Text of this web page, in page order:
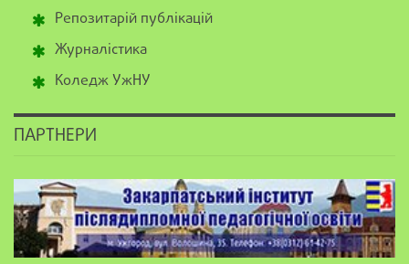
Репозитарій публікацій
Журналістика
Коледж УжНУ
ПАРТНЕРИ